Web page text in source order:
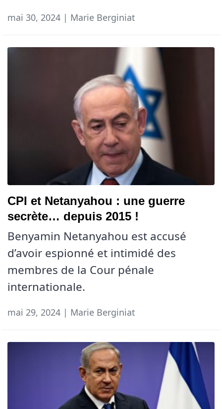
mai 30, 2024 | Marie Berginiat
CPI et Netanyahou : une guerre
secrète… depuis 2015 !
Benyamin Netanyahou est accusé
d’avoir espionné et intimidé des
membres de la Cour pénale
internationale.
mai 29, 2024 | Marie Berginiat